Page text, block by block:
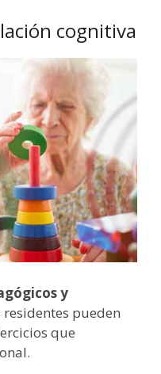
cognitiva
y
pueden
que